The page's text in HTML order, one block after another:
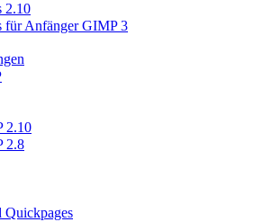
2.10
Anfänger GIMP 3
2.10
2.8